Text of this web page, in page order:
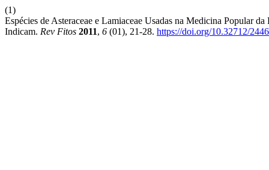
(1)
Espécies de Asteraceae e Lamiaceae Usadas na Medicina Popular
Indicam. Rev Fitos 2011, 6 (01), 21-28. https://doi.org/10.32712/